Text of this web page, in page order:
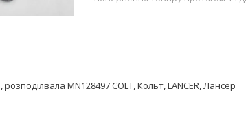
MN128497 COLT, Кольт, LANCER, Лансер